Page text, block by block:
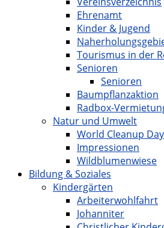
Ehrenamt
Kinder & Jugend
Tourismus in der
Senioren
Senioren
Baumpflanzaktion
Radbox-
Natur und Umwelt
World Cleanup Day
Impressionen
Wildblumenwiese
Bildung & Soziales
Kindergärten
Arbeiterwohlfahrt
Johanniter